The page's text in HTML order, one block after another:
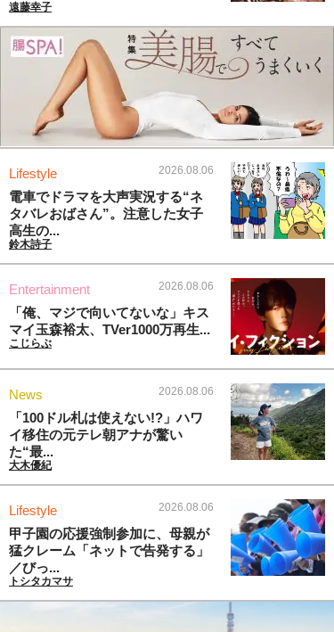
遠藤幸子
Lifestyle 2026.08.06
電車でドラマを大声実況する“ネ
タバレおばさん”。注意した女子
高生の...
鈴木詩子
Entertainment 2026.08.06
「俺、マジで向いてないな」キス
マイ玉森裕太、TVer1000万再生...
こじらぶ
News 2026.08.06
「100ドル札は使えない!?」ハワ
イ移住の元テレ朝アナが驚い
た“最...
大木優紀
Lifestyle 2026.08.06
甲子園の応援強制参加に、母親が
猛クレーム「ネットで告発する」
／びっ...
トシタカマサ